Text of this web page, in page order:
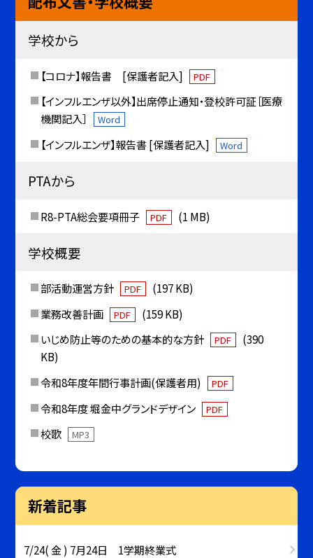
学校から
【コロナ】報告書 [保護者記入] PDF
【インフルエンザ以外】出席停止通知・登校許可証［医療
機関記入］
Word
【インフルエンザ】報告書 [保護者記入] Word
PTAから
R8-PTA総会要項冊子 PDF (1 MB)
学校概要
部活動運営方針 PDF
(197 KB)
業務改善計画
PDF
(159 KB)
いじめ防止等のための基本的な方針
PDF
(390
KB)
令和8年度年間行事計画(保護者用)
PDF
令和8年度 堀金中グランドデザイン PDF
校歌 MP3
新着記事
7/24( 金 ) 7月24日 1学期終業式